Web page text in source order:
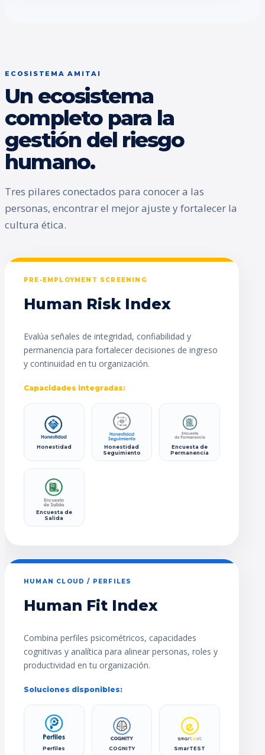
ECOSISTEMA AMITAI
Un ecosistema
completo para la
gestión del riesgo
humano.
Tres pilares conectados para conocer a las
personas, encontrar el mejor ajuste y fortalecer la
cultura ética.
PRE-EMPLOYMENT SCREENING
Human Risk Index
Evalúa señales de integridad, confiabilidad y
permanencia para fortalecer decisiones de ingreso
y continuidad en tu organización.
Capacidades integradas:
Honestidad
Honestidad
Seguimiento
Encuesta de
Permanencia
Encuesta de
Salida
HUMAN CLOUD / PERFILES
Human Fit Index
Combina perfiles psicométricos, capacidades
cognitivas y analítica para alinear personas, roles y
productividad en tu organización.
Soluciones disponibles:
Perfiles COGNITY SmarTEST